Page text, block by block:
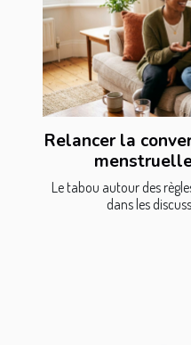
Relancer la
Le tabou autour des
dans les